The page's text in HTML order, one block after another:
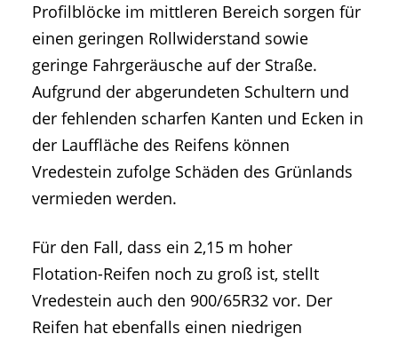
Profilblöcke im mittleren Bereich sorgen für
einen geringen Rollwiderstand sowie
geringe Fahrgeräusche auf der Straße.
Aufgrund der abgerundeten Schultern und
der fehlenden scharfen Kanten und Ecken in
der Lauffläche des Reifens können
Vredestein zufolge Schäden des Grünlands
vermieden werden.
Für den Fall, dass ein 2,15 m hoher
Flotation-Reifen noch zu groß ist, stellt
Vredestein auch den 900/65R32 vor. Der
Reifen hat ebenfalls einen niedrigen